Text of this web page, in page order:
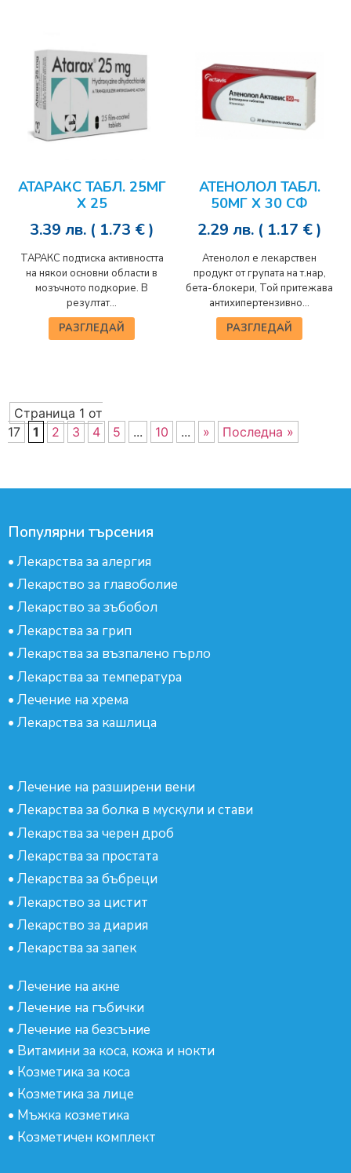
АТАРАКС ТАБЛ. 25МГ
Х 25
3.39 лв. ( 1.73 € )
ТАРАКС подтиска активността
на някои основни области в
мозъчното подкорие. В
резултат...
РАЗГЛЕДАЙ
АТЕНОЛОЛ ТАБЛ.
50МГ Х 30 СФ
2.29 лв. ( 1.17 € )
Атенолол е лекарствен
продукт от групата на т.нар,
бета-блокери, Той притежава
антихипертензивно...
РАЗГЛЕДАЙ
Страница 1 от
17
1 2 3 4 5 ... 10 ... » Последна »
Популярни търсения
• Лекарства за алергия
• Лекарство за главоболие
• Лекарство за зъбобол
• Лекарства за грип
• Лекарства за възпалено гърло
• Лекарства за температура
• Лечение на хрема
• Лекарства за кашлица
• Лечение на разширени вени
• Лекарства за болка в мускули и стави
• Лекарства за черен дроб
• Лекарства за простата
• Лекарства за бъбреци
• Лекарство за цистит
• Лекарство за диария
• Лекарства за запек
• Лечение на акне
• Лечение на гъбички
• Лечение на безсъние
• Витамини за коса, кожа и нокти
• Козметика за коса
• Козметика за лице
• Мъжка козметика
• Козметичен комплект